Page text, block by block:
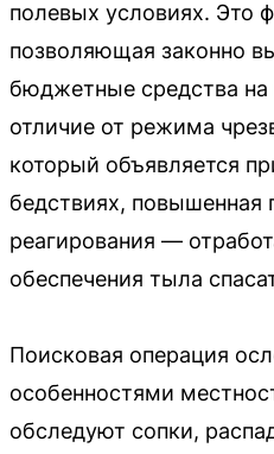
полевых условиях. Это
позволяющая законно
бюджетные средства
отличие от режима
который объявляется
бедствиях, повышенная
реагирования —
обеспечения тыла
Поисковая операция
особенностями
обследуют сопки,